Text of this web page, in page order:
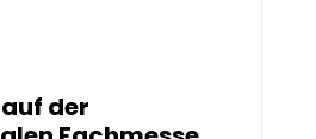
auf der